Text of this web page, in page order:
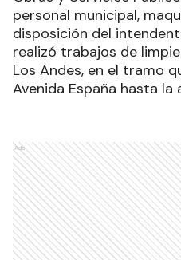
personal municipal,
disposición del
realizó trabajos de
Los Andes, en el tramo
Avenida España hasta la
Ads